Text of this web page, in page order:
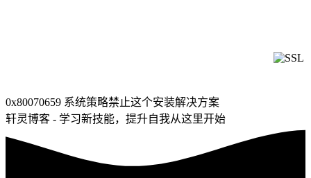
0x80070659 系统策略禁止这个安装解决方案
轩灵博客 - 学习新技能，提升自我从这里开始